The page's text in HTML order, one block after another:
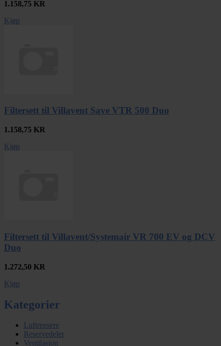
1.158,75 KR
Kjøp
Filtersett til Villavent Save VTR 500 Duo
1.158,75 KR
Kjøp
Filtersett til Villavent/Systemair VR 700 EV og DCV
Duo
1.272,50 KR
Kjøp
Kategorier
Luftrensere
Reservedeler
Ventilasjon